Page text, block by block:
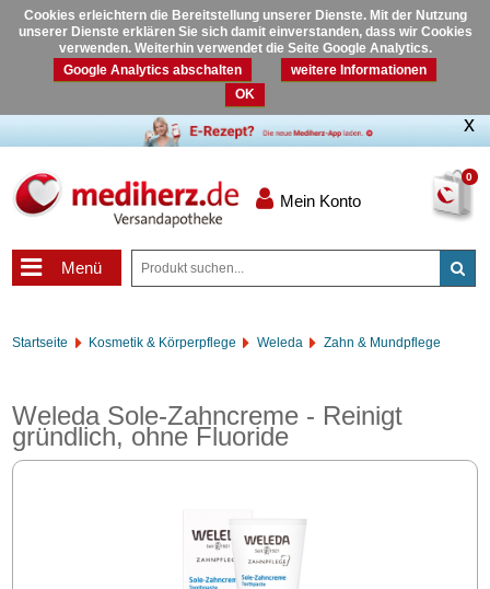
Cookies erleichtern die Bereitstellung unserer Dienste. Mit der Nutzung
unserer Dienste erklären Sie sich damit einverstanden, dass wir Cookies
verwenden. Weiterhin verwendet die Seite Google Analytics.
Google Analytics abschalten
weitere Informationen
OK
0
Mein Konto
Menü
Startseite Kosmetik & Körperpflege Weleda Zahn & Mundpflege
Weleda Sole-Zahncreme - Reinigt
gründlich, ohne Fluoride